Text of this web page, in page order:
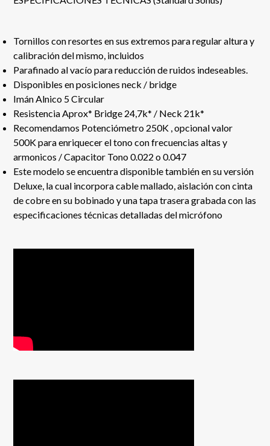
Tornillos con resortes en sus extremos para regular altura y
calibración del mismo, incluidos
Parafinado al vacío para reducción de ruidos indeseables.
Disponibles en posiciones neck / bridge
Imán Alnico 5 Circular
Resistencia Aprox* Bridge 24,7k* / Neck 21k*
Recomendamos Potenciómetro 250K , opcional valor
500K para enriquecer el tono con frecuencias altas y
armonicos / Capacitor Tono 0.022 o 0.047
Este modelo se encuentra disponible también en su versión
Deluxe, la cual incorpora cable mallado, aislación con cinta
de cobre en su bobinado y una tapa trasera grabada con las
especificaciones técnicas detalladas del micrófono